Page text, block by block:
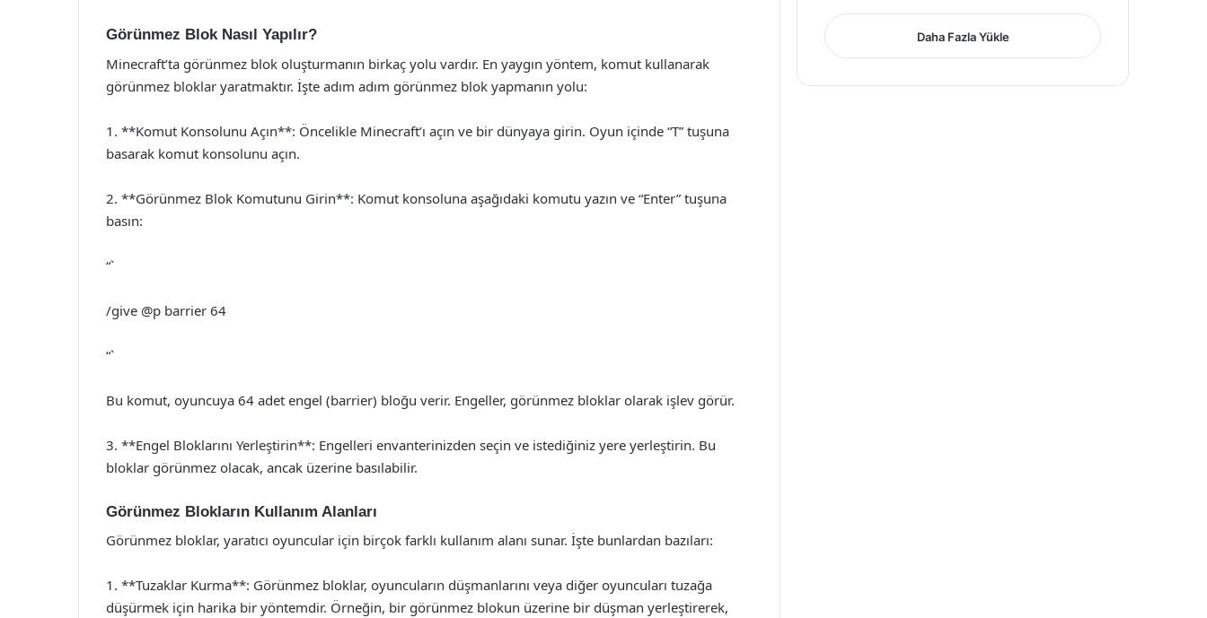
Görünmez Blok Nasıl Yapılır?
Minecraft’ta görünmez blok oluşturmanın birkaç yolu vardır. En yaygın yöntem, komut kullanarak
görünmez bloklar yaratmaktır. İşte adım adım görünmez blok yapmanın yolu:
1. **Komut Konsolunu Açın**: Öncelikle Minecraft’ı açın ve bir dünyaya girin. Oyun içinde “T” tuşuna
basarak komut konsolunu açın.
2. **Görünmez Blok Komutunu Girin**: Komut konsoluna aşağıdaki komutu yazın ve “Enter” tuşuna
basın:
“`
/give @p barrier 64
“`
Bu komut, oyuncuya 64 adet engel (barrier) bloğu verir. Engeller, görünmez bloklar olarak işlev görür.
3. **Engel Bloklarını Yerleştirin**: Engelleri envanterinizden seçin ve istediğiniz yere yerleştirin. Bu
bloklar görünmez olacak, ancak üzerine basılabilir.
Görünmez Blokların Kullanım Alanları
Görünmez bloklar, yaratıcı oyuncular için birçok farklı kullanım alanı sunar. İşte bunlardan bazıları:
1. **Tuzaklar Kurma**: Görünmez bloklar, oyuncuların düşmanlarını veya diğer oyuncuları tuzağa
düşürmek için harika bir yöntemdir. Örneğin, bir görünmez blokun üzerine bir düşman yerleştirerek,
Daha Fazla Yükle